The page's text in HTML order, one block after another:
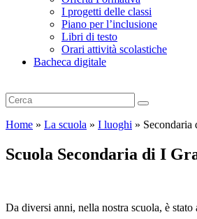
I progetti delle classi
Piano per l’inclusione
Libri di testo
Orari attività scolastiche
Bacheca digitale
Home » La scuola » I luoghi » Secondaria
Scuola Secondaria di I
Da diversi anni, nella nostra scuola, è